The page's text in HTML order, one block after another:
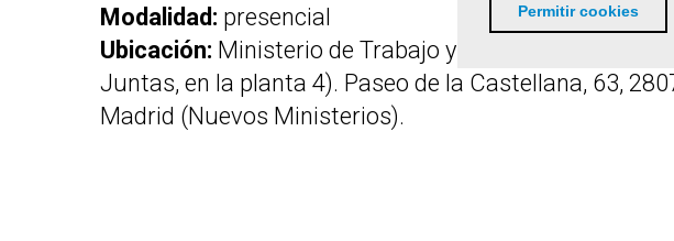
Permitir cookies
Modalidad: presencial
Ubicación: Ministerio de Trabajo y Economía Social
Juntas, en la planta 4). Paseo de la Castellana, 63,
Madrid (Nuevos Ministerios).